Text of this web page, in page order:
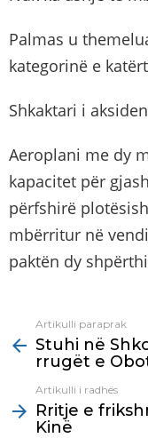
Palmas u
kategorinë e
Shkaktari i
Aeroplani me dy
kapacitet për
përfshirë
mbërritur në
paktën dy
more
Artikulli paraprak
Stuhi në
rrugët e
Artikulli i radhës
Rritje e
Kinë